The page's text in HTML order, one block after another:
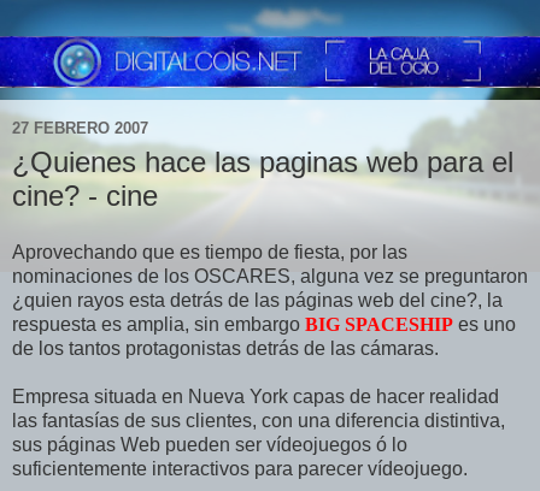
27 FEBRERO 2007
¿Quienes hace las paginas web para el
cine? - cine
Aprovechando que es tiempo de fiesta, por las
nominaciones de los OSCARES, alguna vez se preguntaron
¿quien rayos esta detrás de las páginas web del cine?, la
respuesta es amplia, sin embargo BIG SPACESHIP es uno
de los tantos protagonistas detrás de las cámaras.
Empresa situada en Nueva York capas de hacer realidad
las fantasías de sus clientes, con una diferencia distintiva,
sus páginas Web pueden ser vídeojuegos ó lo
suficientemente interactivos para parecer vídeojuego.